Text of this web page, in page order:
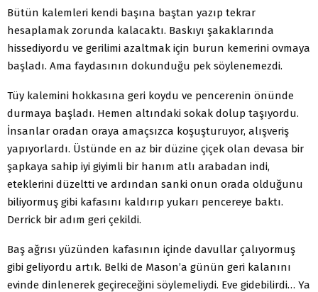
Bütün kalemleri kendi başına baştan yazıp tekrar
hesaplamak zorunda kalacaktı. Baskıyı şakaklarında
hissediyordu ve gerilimi azaltmak için burun kemerini ovmaya
başladı. Ama faydasının dokunduğu pek söylenemezdi.
Tüy kalemini hokkasına geri koydu ve pencerenin önünde
durmaya başladı. Hemen altındaki sokak dolup taşıyordu.
İnsanlar oradan oraya amaçsızca koşuşturuyor, alışveriş
yapıyorlardı. Üstünde en az bir düzine çiçek olan devasa bir
şapkaya sahip iyi giyimli bir hanım atlı arabadan indi,
eteklerini düzeltti ve ardından sanki onun orada olduğunu
biliyormuş gibi kafasını kaldırıp yukarı pencereye baktı.
Derrick bir adım geri çekildi.
Baş ağrısı yüzünden kafasının içinde davullar çalıyormuş
gibi geliyordu artık. Belki de Mason’a günün geri kalanını
evinde dinlenerek geçireceğini söylemeliydi. Eve gidebilirdi… Ya